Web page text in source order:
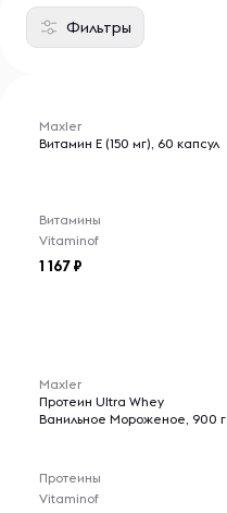
Фильтры
Maxler
Витамин Е (150 мг), 60 капсул
Витамины
Vitaminof
1 167
Maxler
Протеин Ultra Whey
Ванильное Мороженое, 900 г
Протеины
Vitaminof